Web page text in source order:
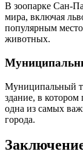
В зоопарке Сан-
мира, включая
популярным
животных.
Муниципальный
здание, в
одна из самых
города.